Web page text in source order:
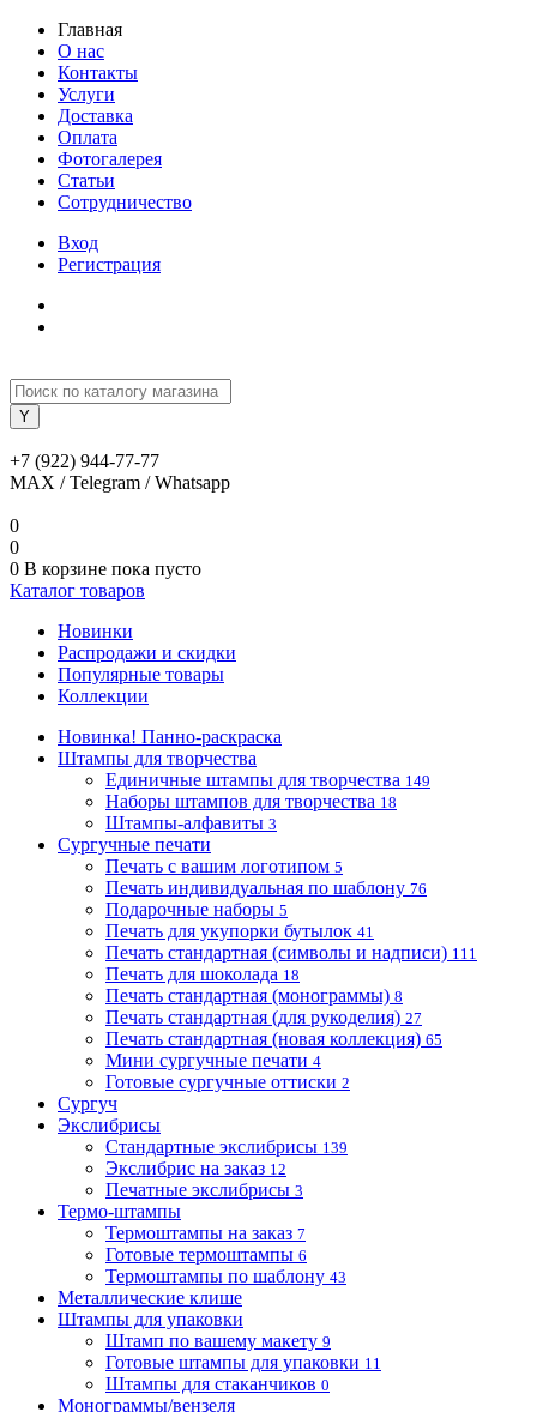
Главная
О нас
Контакты
Услуги
Доставка
Оплата
Фотогалерея
Статьи
Сотрудничество
Вход
Регистрация
+7 (922) 944-77-77
MAX / Telegram / Whatsapp
0
0
0 В корзине пока пусто
Каталог товаров
Новинки
Распродажи и скидки
Популярные товары
Коллекции
Новинка! Панно-раскраска
Штампы для творчества
Единичные штампы для творчества 149
Наборы штампов для творчества 18
Штампы-алфавиты 3
Сургучные печати
Печать с вашим логотипом 5
Печать индивидуальная по шаблону 76
Подарочные наборы 5
Печать для укупорки бутылок 41
Печать стандартная (символы и надписи) 111
Печать для шоколада 18
Печать стандартная (монограммы) 8
Печать стандартная (для рукоделия) 27
Печать стандартная (новая коллекция) 65
Мини сургучные печати 4
Готовые сургучные оттиски 2
Сургуч
Экслибрисы
Стандартные экслибрисы 139
Экслибрис на заказ 12
Печатные экслибрисы 3
Термо-штампы
Термоштампы на заказ 7
Готовые термоштампы 6
Термоштампы по шаблону 43
Металлические клише
Штампы для упаковки
Штамп по вашему макету 9
Готовые штампы для упаковки 11
Штампы для стаканчиков 0
Монограммы/вензеля